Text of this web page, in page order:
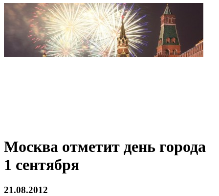
Москва отметит день города
1 сентября
21.08.2012